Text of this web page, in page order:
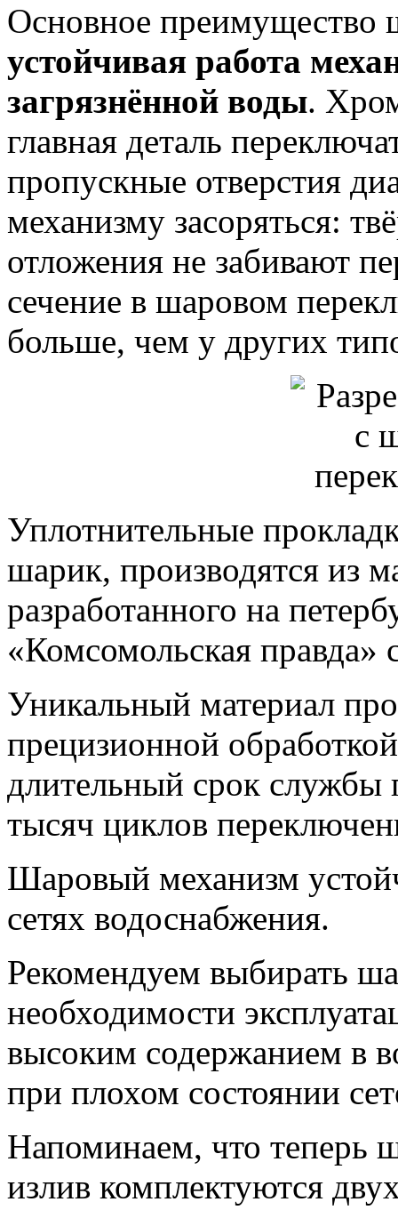
Основное преимущество
устойчивая работа
загрязнённой воды.
главная деталь
пропускные отверстия
механизму засоряться:
отложения не забивают
сечение в шаровом
больше, чем у других
Уплотнительные
шарик, производятся из
разработанного на
«Комсомольская правда»
Уникальный материал
прецизионной
длительный срок службы
тысяч циклов
Шаровый механизм
сетях водоснабжения.
Рекомендуем выбирать
необходимости
высоким содержанием в
при плохом состоянии
Напоминаем, что теперь
излив комплектуются